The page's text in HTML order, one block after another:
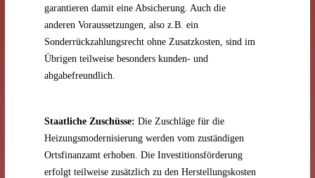
garantieren damit eine Absicherung. Auch die
anderen Voraussetzungen, also z.B. ein
Sonderrückzahlungsrecht ohne Zusatzkosten, sind im
Übrigen teilweise besonders kunden- und
abgabefreundlich.
Staatliche Zuschüsse: Die Zuschläge für die
Heizungsmodernisierung werden vom zuständigen
Ortsfinanzamt erhoben. Die Investitionsförderung
erfolgt teilweise zusätzlich zu den Herstellungskosten